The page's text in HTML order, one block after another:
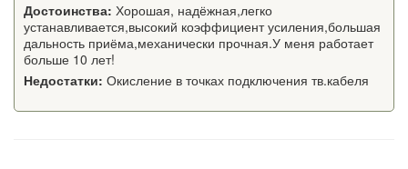
Достоинства: Хорошая, надёжная,легко
устанавливается,высокий коэффициент усиления,большая
дальность приёма,механически прочная.У меня работает
больше 10 лет!
Недостатки: Окисление в точках подключения тв.кабеля